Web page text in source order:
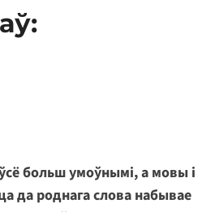
больш умоўнымі, а мовы і
да роднага слова набывае